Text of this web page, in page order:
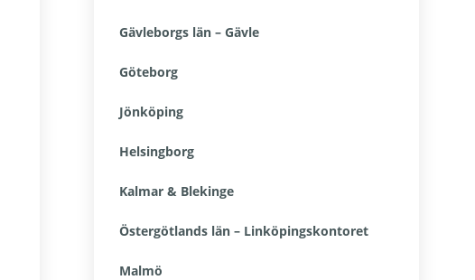
Gävleborgs län – Gävle
Göteborg
Jönköping
Helsingborg
Kalmar & Blekinge
Östergötlands län – Linköpingskontoret
Malmö